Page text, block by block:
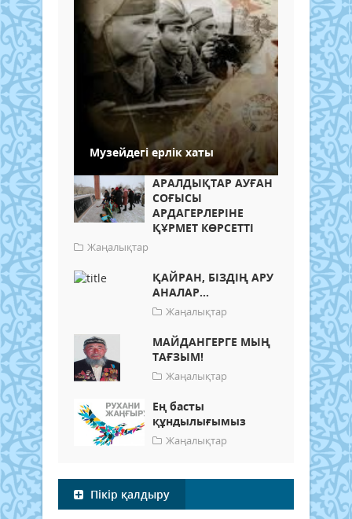
Музейдегі ерлік хаты
АРАЛДЫҚТАР АУҒАН
СОҒЫСЫ
АРДАГЕРЛЕРІНЕ
ҚҰРМЕТ КӨРСЕТТІ
Жаңалықтар
ҚАЙРАН, БІЗДІҢ АРУ
АНАЛАР...
Жаңалықтар
МАЙДАНГЕРГЕ МЫҢ
ТАҒЗЫМ!
Жаңалықтар
Ең басты
құндылығымыз
Жаңалықтар
Пікір қалдыру